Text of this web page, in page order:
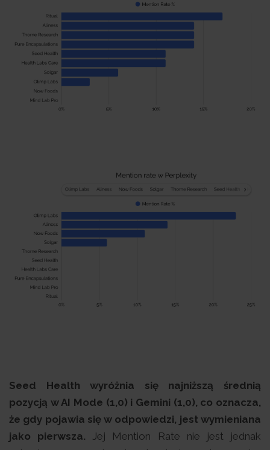
Seed Health wyróżnia się najniższą średnią
pozycją w AI Mode (1,0) i Gemini (1,0), co oznacza,
że gdy pojawia się w odpowiedzi, jest wymieniana
jako pierwsza. Jej Mention Rate nie jest jednak